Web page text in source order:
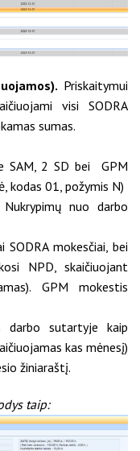
Priskaitymui
visi SODRA
sumas.
SAM, 2 SD bei GPM
kodas 01, požymis N)
nuo darbo
mokesčiai, bei
NPD, skaičiuojant
GPM mokestis
darbo sutartyje kaip
kas mėnesį)
žiniaraštį.
taip: